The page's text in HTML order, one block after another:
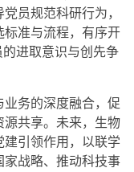
员规范科研行为，
标准与流程，有序开
的进取意识与创先争
业务的深度融合，促
源共享。未来，生物
引领作用，以联学
家战略、推动科技事